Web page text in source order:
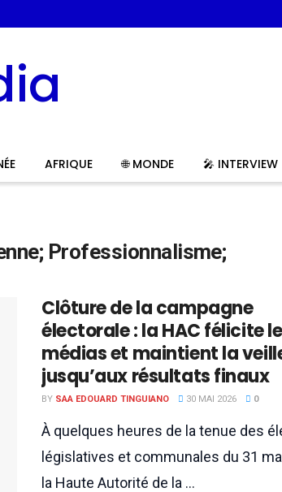
AFRIQUE 🌐 MONDE 🎤 INTERVIEW
Professionnalisme;
Clôture de la campagne
électorale : la HAC félicite
médias et maintient la
jusqu’aux résultats finaux
BY SAA EDOUARD TINGUIANO 30 MAI 2026 0
À quelques heures de la tenue des
législatives et communales du 31
la Haute Autorité de la ...